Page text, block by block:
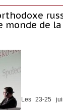
monde de
Les 23-25